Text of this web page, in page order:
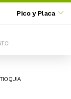
Pico y Placa